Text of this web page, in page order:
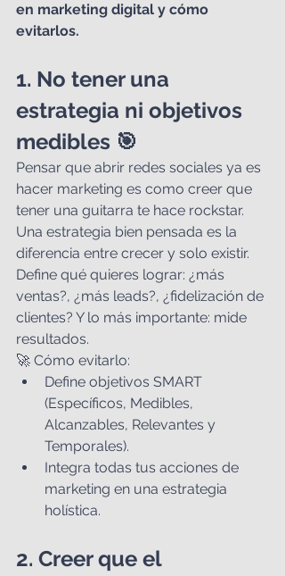
en marketing digital y cómo
evitarlos.
1. No tener una
estrategia ni objetivos
medibles 🎯
Pensar que abrir redes sociales ya es
hacer marketing es como creer que
tener una guitarra te hace rockstar.
Una estrategia bien pensada es la
diferencia entre crecer y solo existir.
Define qué quieres lograr: ¿más
ventas?, ¿más leads?, ¿fidelización de
clientes? Y lo más importante: mide
resultados.
🚀 Cómo evitarlo:
Define objetivos SMART
(Específicos, Medibles,
Alcanzables, Relevantes y
Temporales).
Integra todas tus acciones de
marketing en una estrategia
holística.
2. Creer que el